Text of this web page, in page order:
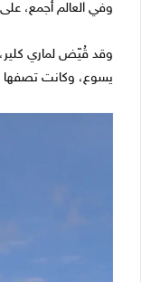
وفي العالم أجمع،
وقد قُيّض لماري
يسوع، وكانت